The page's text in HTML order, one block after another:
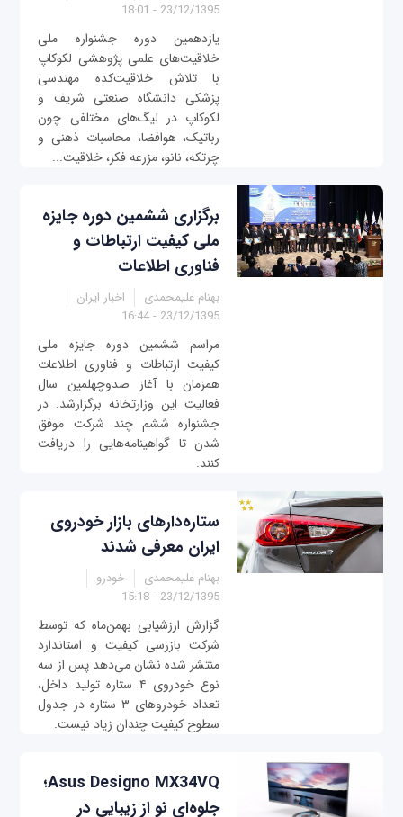
23/12/1395 - 18:01
یازدهمین دوره جشنواره ملی
خلاقیت‌های علمی پژوهشی لکوکاپ
با تلاش خلاقیت‌کده مهندسی
پزشکی دانشگاه صنعتی شریف و
لکوکاپ در لیگ‌های مختلفی چون
رباتیک، هوافضا، محاسبات ذهنی و
چرتکه، نانو، مزرعه فکر، خلاقیت...
برگزاری ششمین دوره جایزه
ملی کیفیت ارتباطات و
فناوری اطلاعات
بهنام علیمحمدی
اخبار ایران
23/12/1395 - 16:44
مراسم ششمین دوره جایزه ملی
کیفیت ارتباطات و فناوری اطلاعات
همزمان با آغاز صدو‌چهلمین سال
فعالیت این وزارتخانه برگزارشد. در
جشنواره ششم چند شرکت موفق
شدن تا گواهینامه‌هایی را دریافت
کنند.
ستاره‌دارهای بازار خودروی
ایران معرفی شدند
بهنام علیمحمدی
خودرو
23/12/1395 - 15:18
گزارش ارزشیابی بهمن‌ماه که توسط
شرکت بازرسی کیفیت و استاندارد
منتشر شده نشان می‌دهد پس از سه
نوع خودروی ۴ ستاره تولید داخل،
تعداد خودروهای ۳ ستاره در جدول
سطوح کیفیت چندان زیاد نیست.
Asus Designo MX34VQ؛
جلوه‌ای نو از زیبایی در